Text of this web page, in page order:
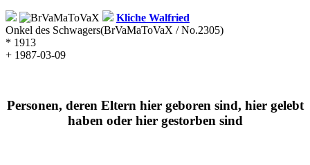
Kliche Walfried
Onkel des Schwagers(BrVaMaToVaX / No.2305)
* 1913
+ 1987-03-09
Personen, deren Eltern hier geboren sind, hier gelebt
haben oder hier gestorben sind